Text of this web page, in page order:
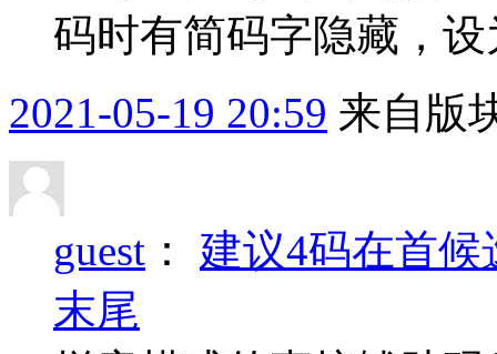
码时有简码字隐藏，
2021-05-19 20:59 来自版
guest ： 建议4码在首
末尾